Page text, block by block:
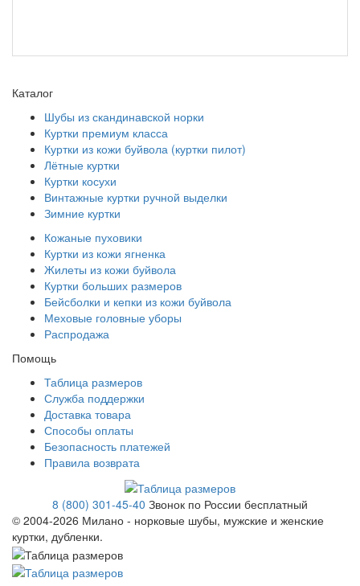
Каталог
Шубы из скандинавской норки
Куртки премиум класса
Куртки из кожи буйвола (куртки пилот)
Лётные куртки
Куртки косухи
Винтажные куртки ручной выделки
Зимние куртки
Кожаные пуховики
Куртки из кожи ягненка
Жилеты из кожи буйвола
Куртки больших размеров
Бейсболки и кепки из кожи буйвола
Меховые головные уборы
Распродажа
Помощь
Таблица размеров
Служба поддержки
Доставка товара
Способы оплаты
Безопасность платежей
Правила возврата
8 (800) 301-45-40 Звонок по России бесплатный
© 2004-2026 Милано - норковые шубы, мужские и женские
куртки, дубленки.